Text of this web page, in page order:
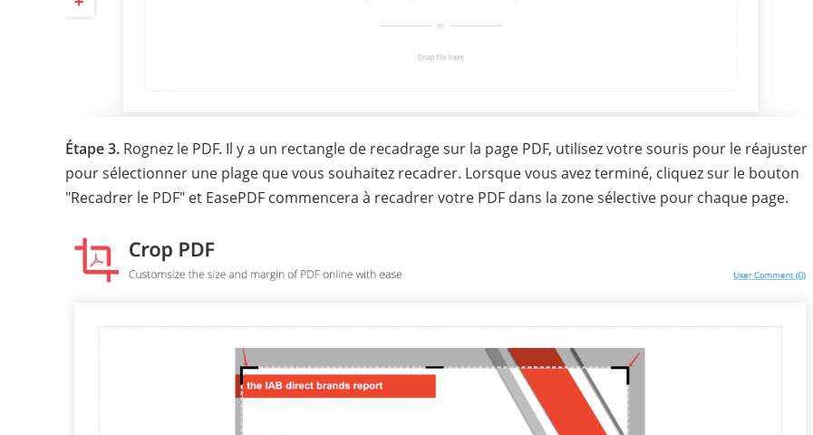
Étape 3. Rognez le PDF. Il y a un rectangle de recadrage sur la page PDF, utilisez votre souris pour le réajuster
pour sélectionner une plage que vous souhaitez recadrer. Lorsque vous avez terminé, cliquez sur le bouton
"Recadrer le PDF" et EasePDF commencera à recadrer votre PDF dans la zone sélective pour chaque page.